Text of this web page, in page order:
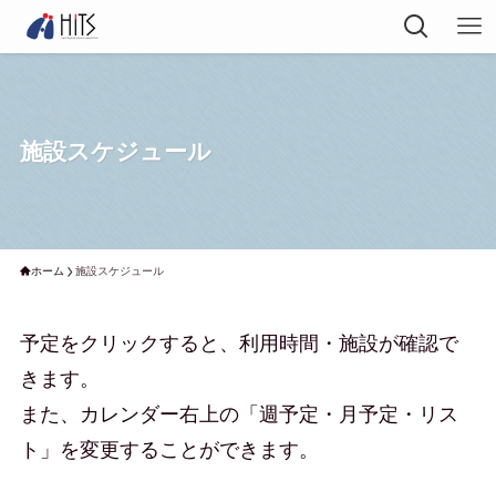
施設スケジュール
ホーム 施設スケジュール
予定をクリックすると、利用時間・施設が確認で
きます。
また、カレンダー右上の「週予定・月予定・リス
ト」を変更することができます。